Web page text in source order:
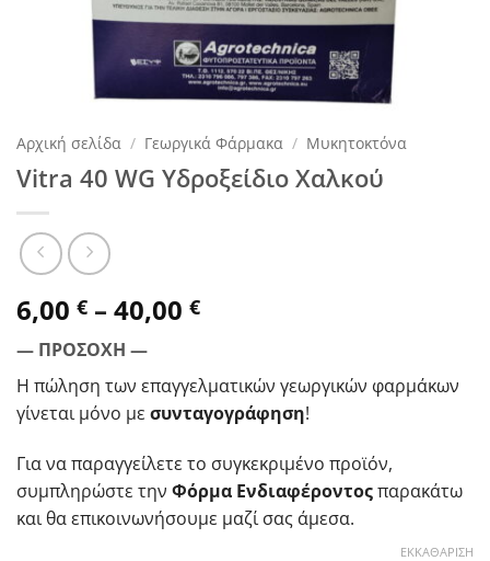
Αρχική σελίδα / Γεωργικά Φάρμακα / Μυκητοκτόνα
Vitra 40 WG Υδροξείδιο Χαλκού
6,00 € – 40,00 €Price
through
40,00 €
— ΠΡΟΣΟΧΗ —
Η πώληση των επαγγελματικών γεωργικών φαρμάκων
γίνεται μόνο με συνταγογράφηση!
Για να παραγγείλετε το συγκεκριμένο προϊόν,
συμπληρώστε την Φόρμα Ενδιαφέροντοςπαρακάτω
και θα επικοινωνήσουμε μαζί σας άμεσα.
ΕΚΚΑΘΆΡΙΣΗ